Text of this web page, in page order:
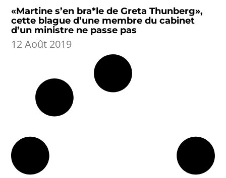
«Martine s’en bra*le de Greta Thunberg»,
cette blague d’une membre du cabinet
d’un ministre ne passe pas
12 Août 2019